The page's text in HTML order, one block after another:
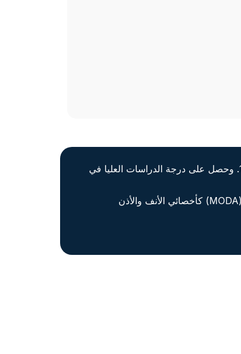
حصل الدكتور إرشاد ميمون على شهادة الطب من جامعة لياقت للعلوم الطبية والصحية (LUMHS) في باكستان عام 1988. وحصل على درجة الدراسات العليا في
خدم الدكتور إرشاد لمدة 9 سنوات في المملكة العربية السعودية في وزارة الصحة ومستشفى مدينة الملك خالد العسكرية. (MODA) كأخصائي الأنف والأذن